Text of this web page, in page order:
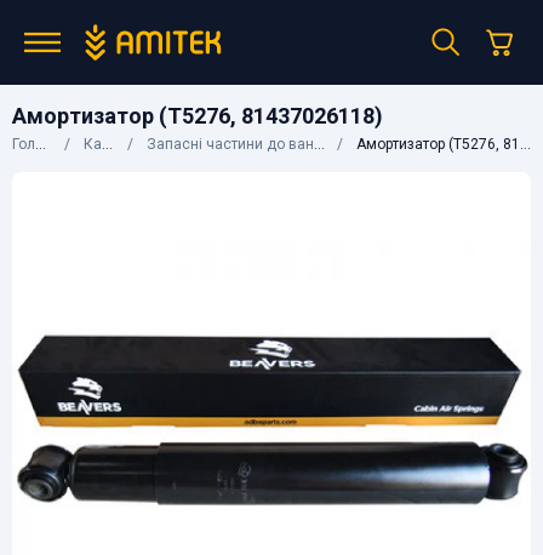
Амортизатор (T5276, 81437026118)
Головна Каталог Запасні частини до вантажних авто Амортизатор (T5276, 81437026118)